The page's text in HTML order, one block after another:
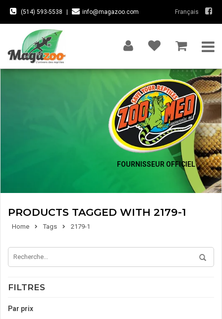
(514) 593-5538 info@magazoo.com Français
FOURNISSEUR OFFICIEL
PRODUCTS TAGGED WITH 2179-1
Home Tags 2179-1
FILTRES
Par prix